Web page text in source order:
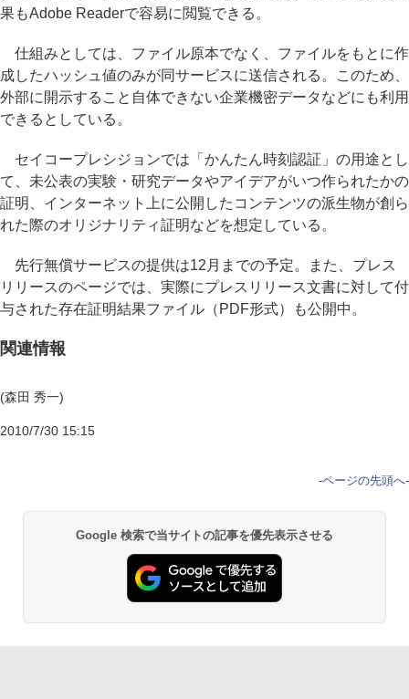
果もAdobe Readerで容易に閲覧できる。
仕組みとしては、ファイル原本でなく、ファイルをもとに作
成したハッシュ値のみが同サービスに送信される。このため、
外部に開示すること自体できない企業機密データなどにも利用
できるとしている。
セイコープレシジョンでは「かんたん時刻認証」の用途とし
て、未公表の実験・研究データやアイデアがいつ作られたかの
証明、インターネット上に公開したコンテンツの派生物が創ら
れた際のオリジナリティ証明などを想定している。
先行無償サービスの提供は12月までの予定。また、プレス
リリースのページでは、実際にプレスリリース文書に対して付
与された存在証明結果ファイル（PDF形式）も公開中。
関連情報
(森田 秀一)
2010/7/30 15:15
-ページの先頭へ-
Google 検索で当サイトの記事を優先表示させる